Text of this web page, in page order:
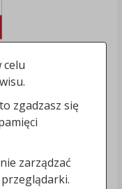
celu
zgadzasz się
zarządzać